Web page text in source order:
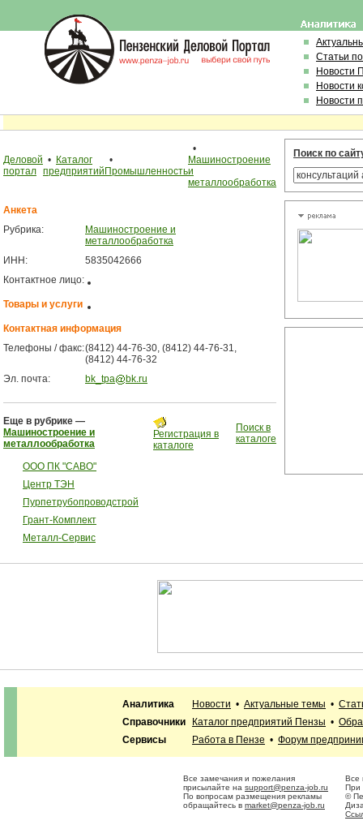
Статьи
Новости
Новости
Новости
Деловой
портал
• Каталог
предприятий
•
Промышленность
•
Машиностроение
и
металлообработка
Анкета
Рубрика:
Машиностроение и
металлообработка
ИНН:
5835042666
Контактное лицо:
Товары и услуги
Контактная информация
Телефоны / факс:(8412) 44-76-30, (8412) 44-76-31,
(8412) 44-76-32
Эл. почта:
bk_tpa bk.ru
Еще в рубрике —
Машиностроение и
металлообработка
ООО ПК "САВО"
Центр ТЭН
Пурпетрубопроводстрой
Грант-Комплект
Металл-Сервис
Регистрация в
каталоге
Поиск в
каталоге
Поиск по
Аналитика Новости • Актуальные темы •
Справочники
Каталог предприятий Пензы •
Сервисы
Работа в Пензе • Форум
Все замечания и пожелания
присылайте на support@penza-job.ru
По вопросам размещения рекламы
обращайтесь в market@penza-job.ru
Все
При
©